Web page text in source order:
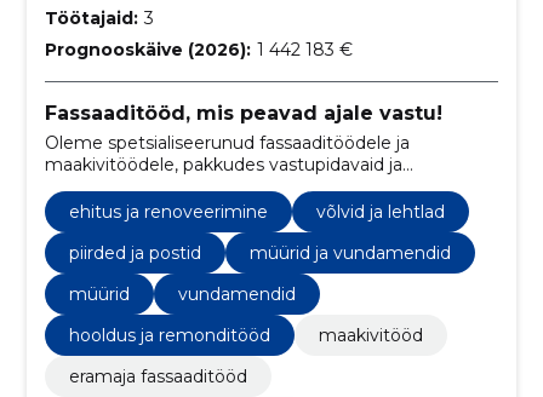
Töötajaid: 3
Prognooskäive (2026): 1 442 183 €
Fassaaditööd, mis peavad ajale vastu!
Oleme spetsialiseerunud fassaaditöödele ja
maakivitöödele, pakkudes vastupidavaid ja
kvaliteetseid lahendusi eramajadele, kortermajadele
ja ärihoonetele.
ehitus ja renoveerimine
võlvid ja lehtlad
piirded ja postid
müürid ja vundamendid
müürid
vundamendid
hooldus ja remonditööd
maakivitööd
eramaja fassaaditööd